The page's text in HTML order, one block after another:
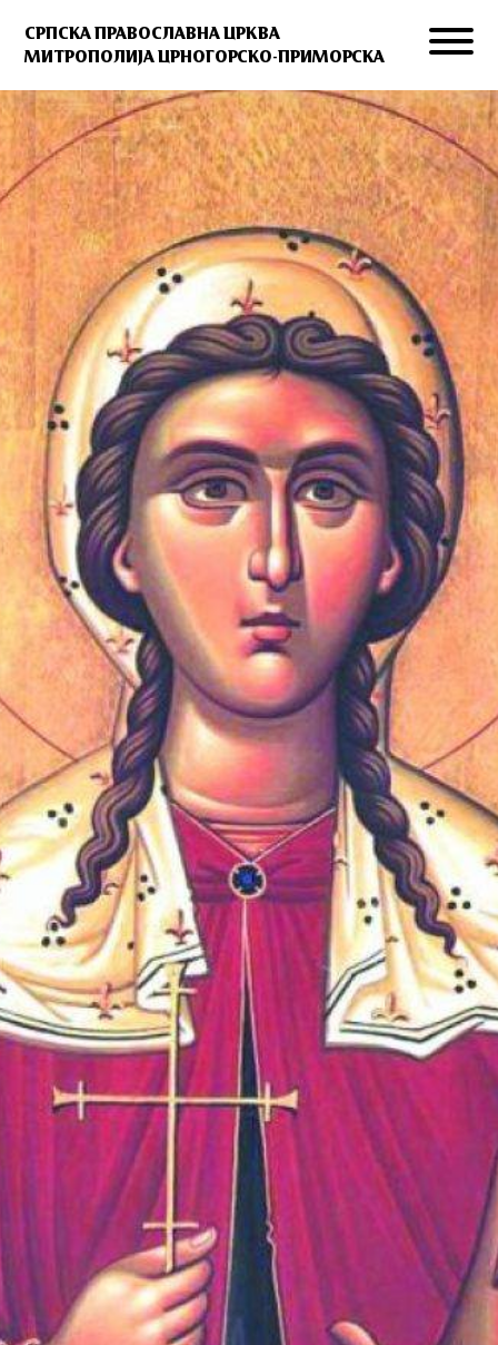
СРПСКА ПРАВОСЛАВНА ЦРКВА
МИТРОПОЛИЈА ЦРНОГОРСКО-ПРИМОРСКА